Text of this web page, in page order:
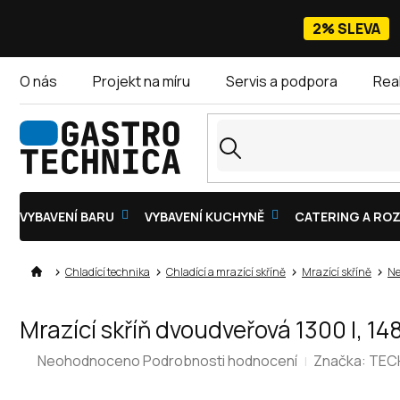
2% SLEVA
O nás Projekt na míru Servis a podpora
VYBAVENÍ BARU VYBAVENÍ KUCHYNĚ CATERING A
Chladící technika Chladící a mrazící skříně Mrazící skříně
Mrazící skříň dvoudveřová 1300 l,
Průměrné
NeohodnocenoPodrobnosti hodnocení Značka: